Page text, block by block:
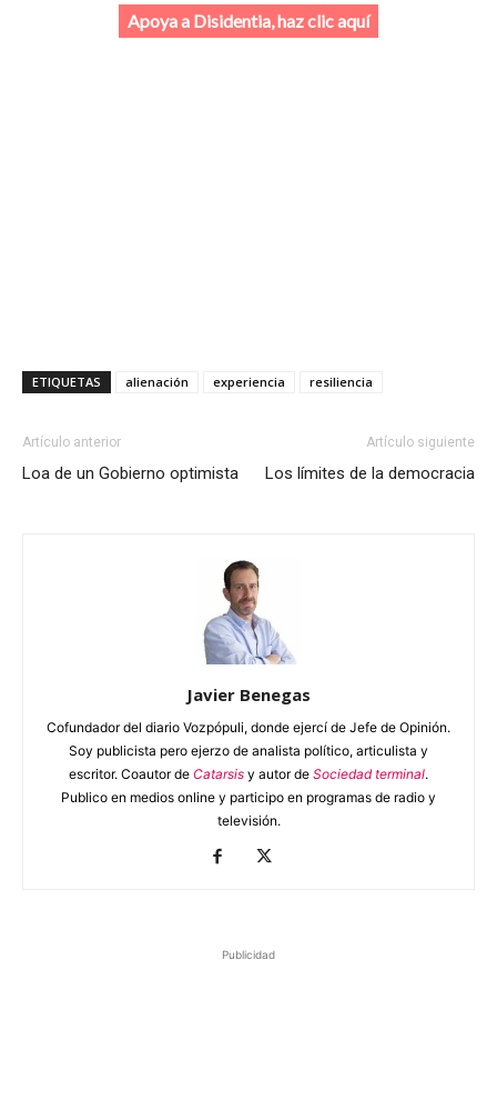
Apoya a Disidentia, haz clic aquí
ETIQUETAS alienación experiencia resiliencia
Artículo anterior
Loa de un Gobierno optimista
Artículo siguiente
Los límites de la democracia
Javier Benegas
Cofundador del diario Vozpópuli, donde ejercí de Jefe de Opinión.
Soy publicista pero ejerzo de analista político, articulista y
escritor. Coautor de Catarsis y autor de Sociedad terminal.
Publico en medios online y participo en programas de radio y
televisión.
Publicidad